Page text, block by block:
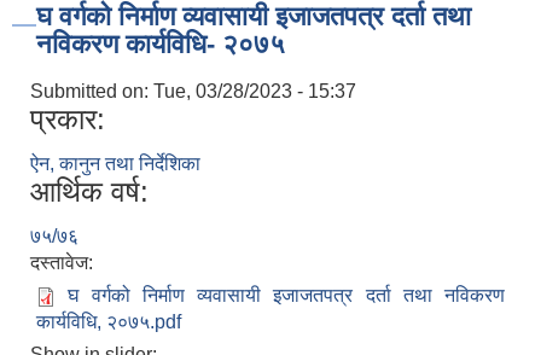
घ वर्गको निर्माण व्यवासायी इजाजतपत्र दर्ता तथा
नविकरण कार्यविधि- २०७५
Submitted on: Tue, 03/28/2023 - 15:37
प्रकार:
ऐन, कानुन तथा निर्देशिका
आर्थिक वर्ष:
७५/७६
दस्तावेज:
घ वर्गको निर्माण व्यवासायी इजाजतपत्र दर्ता तथा नविकरण
कार्यविधि, २०७५.pdf